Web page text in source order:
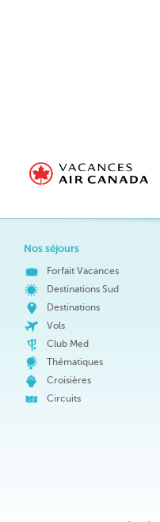
Nos séjours
Forfait Vacances
Destinations Sud
Destinations
Vols
Club Med
Thématiques
Croisières
Circuits